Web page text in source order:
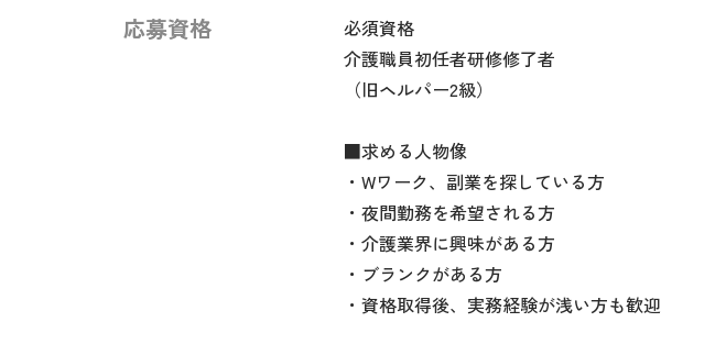
応募資格
必須資格
介護職員初任者研修修了者
（旧ヘルパー2級）
■求める人物像
・Wワーク、副業を探している方
・夜間勤務を希望される方
・介護業界に興味がある方
・ブランクがある方
・資格取得後、実務経験が浅い方も歓迎